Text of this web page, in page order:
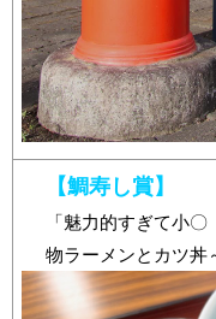
【鯛寿し賞】
「魅力的すぎて小
物ラーメンとカツ